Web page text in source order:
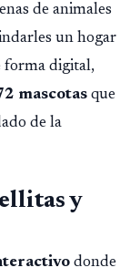
de animales
un hogar
forma digital,
mascotas que
de la
y
donde